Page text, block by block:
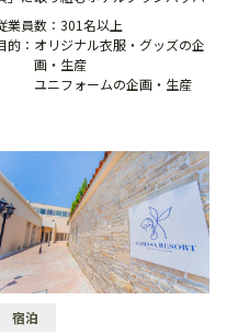
業員数： 301名以上
的： オリジナル衣服・グッズの企
画・生産
ユニフォームの企画・生産
宿泊